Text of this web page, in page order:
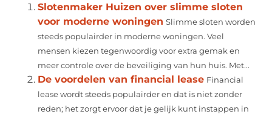
Slotenmaker Huizen over slimme sloten
voor moderne woningen Slimme sloten worden
steeds populairder in moderne woningen. Veel
mensen kiezen tegenwoordig voor extra gemak en
meer controle over de beveiliging van hun huis. Met...
De voordelen van financial lease Financial
lease wordt steeds populairder en dat is niet zonder
reden; het zorgt ervoor dat je gelijk kunt instappen in